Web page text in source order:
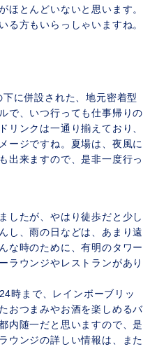
ほとんどいないと思います。
る方もいらっしゃいますね。
に併設された、地元密着型
で、いつ行っても仕事帰りの
リンクは一通り揃えており、
ージですね。夏場は、夜風に
出来ますので、是非一度行っ
したが、やはり徒歩だと少し
し、雨の日などは、あまり遠
な時のために、有明のタワー
ラウンジやレストランがあり
時まで、レインボーブリッ
おつまみやお酒を楽しめるバ
内随一だと思いますので、是
ウンジの詳しい情報は、また